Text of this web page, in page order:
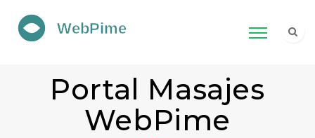
Portal Masajes
WebPime